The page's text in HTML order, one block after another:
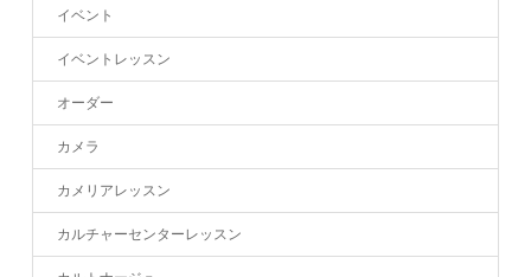
イベント
イベントレッスン
オーダー
カメラ
カメリアレッスン
カルチャーセンターレッスン